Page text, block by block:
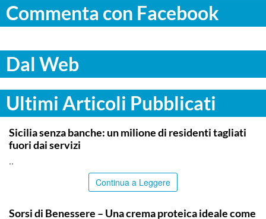
Commenta con Facebook
Dal Web
Ultimi Articoli Pubblicati
PALERMO
Sicilia senza banche: un milione di residenti tagliati
fuori dai servizi
..
Continua a Leggere
Sorsi di Benessere – Una crema proteica ideale come